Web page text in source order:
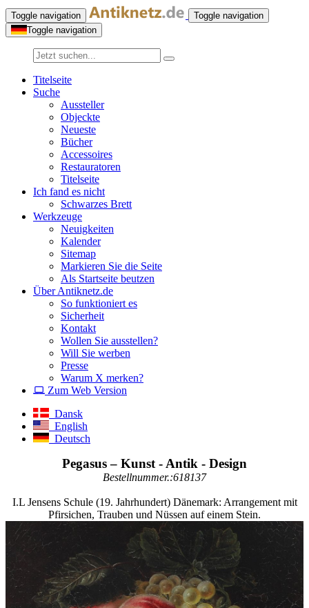
Toggle navigation
Toggle navigation
Toggle navigation
Titelseite
Suche
Aussteller
Objeckte
Neueste
Bücher
Accessoires
Restauratoren
Titelseite
Ich fand es nicht
Schwarzes Brett
Werkzeuge
Neuigkeiten
Kalender
Sitemap
Markieren Sie die Seite
Als Startseite beutzen
Über Antiknetz.de
So funktioniert es
Sicherheit
Kontakt
Wollen Sie ausstellen?
Will Sie werben
Presse
Warum X merken?
Zum Web Version
Dansk
English
Deutsch
Pegasus – Kunst - Antik - Design
Bestellnummer.:618137
I.L Jensens Schule (19. Jahrhundert) Dänemark: Arrangement mit
Pfirsichen, Trauben und Nüssen auf einem Stein.